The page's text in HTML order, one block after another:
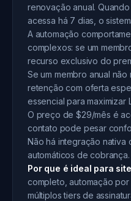
renovação anual.
acessa há 7 dias, o
A automação
complexos: se um
recurso exclusivo do
Se um membro anual
retenção com oferta
essencial para maximizar
O preço de $29/mês é
contato pode pesar
Não há integração nativa
automáticos de cobrança.
Por que é ideal para
completo, automação
múltiplos tiers de